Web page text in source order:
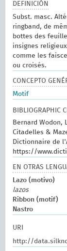
DEFINICIÓN
Subst. masc.
ringband, de
bottes des
insignes
comme les
ou croisés.
CONCEPTO
Motif
BIBLIOGRAPHIC
Bernard Wodon,
Citadelles &
Dictionnaire de
https://
EN OTRAS
Lazo (motivo)
lazos
Ribbon (motif)
Nastro
URI
http://